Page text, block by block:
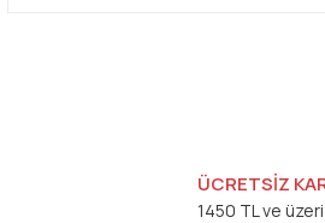
ÜCRETSİZ
1450 TL ve